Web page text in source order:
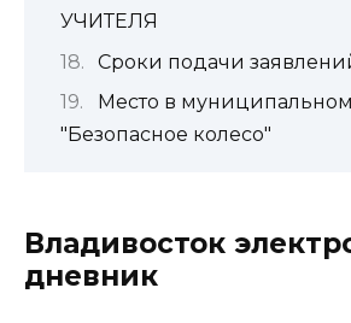
УЧИТЕЛЯ
Сроки подачи
Место в
"Безопасное колесо"
Владивосток
дневник